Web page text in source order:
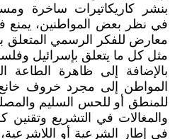
بنشر كاريكاتيرات ساخرة
في نظر بعض المواطنين،
معارض للفكر الرسمي المتعلق
مثل كل ما يتعلق بإسرائيل
بالإضافة إلى ظاهرة الطاعة
المواطن إلى مجرد خروف
للمنطق أو للحس السليم
والمغالات في التشريع وتقنين
في إطار الشرعية أو اللاشرعية،